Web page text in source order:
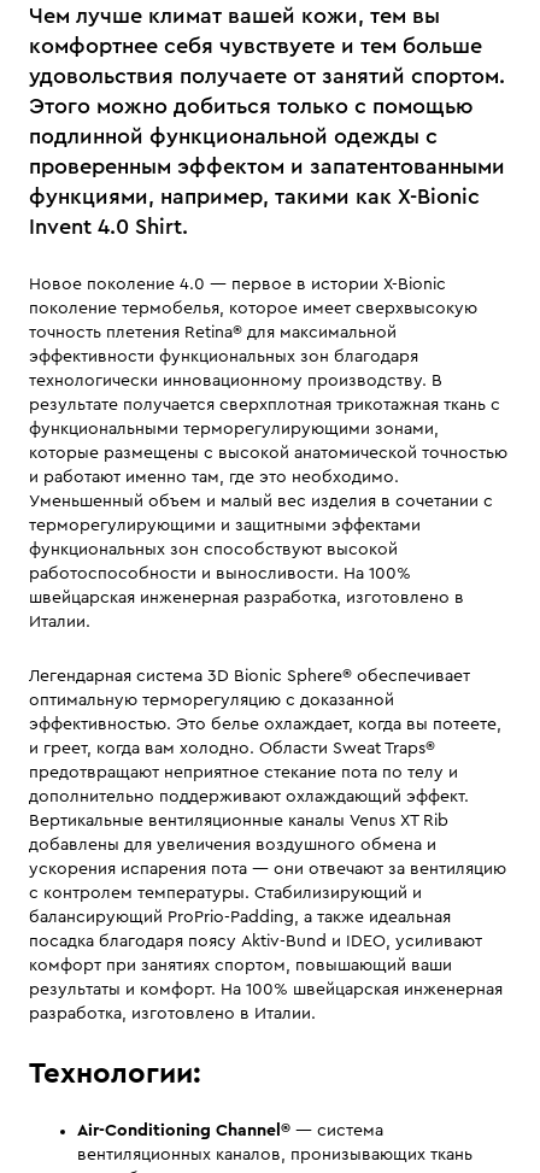
Чем лучше климат вашей кожи, тем вы
комфортнее себя чувствуете и тем больше
удовольствия получаете от занятий спортом.
Этого можно добиться только с помощью
подлинной функциональной одежды с
проверенным эффектом и запатентованными
функциями, например, такими как X-Bionic
Invent 4.0 Shirt.
Новое поколение 4.0 — первое в истории X-Bionic
поколение термобелья, которое имеет сверхвысокую
точность плетения Retina® для максимальной
эффективности функциональных зон благодаря
технологически инновационному производству. В
результате получается сверхплотная трикотажная ткань c
функциональными терморегулирующими зонами,
которые размещены с высокой анатомической точностью
и работают именно там, где это необходимо.
Уменьшенный объем и малый вес изделия в сочетании с
терморегулирующими и защитными эффектами
функциональных зон способствуют высокой
работоспособности и выносливости. На 100%
швейцарская инженерная разработка, изготовлено в
Италии.
Легендарная система 3D Bionic Sphere® обеспечивает
оптимальную терморегуляцию с доказанной
эффективностью. Это белье охлаждает, когда вы потеете,
и греет, когда вам холодно. Области Sweat Traps®
предотвращают неприятное стекание пота по телу и
дополнительно поддерживают охлаждающий эффект.
Вертикальные вентиляционные каналы Venus XT Rib
добавлены для увеличения воздушного обмена и
ускорения испарения пота — они отвечают за вентиляцию
с контролем температуры. Стабилизирующий и
балансирующий ProPrio-Padding, а также идеальная
посадка благодаря поясу Aktiv-Bund и IDEO, усиливают
комфорт при занятиях спортом, повышающий ваши
результаты и комфорт. На 100% швейцарская инженерная
разработка, изготовлено в Италии.
Технологии:
Air-Conditioning Channel® — система
вентиляционных каналов, пронизывающих ткань